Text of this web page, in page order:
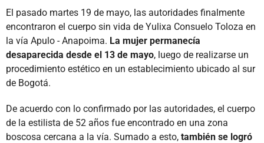
El pasado martes 19 de mayo, las autoridades finalmente
encontraron el cuerpo sin vida de Yulixa Consuelo Toloza en
la vía Apulo - Anapoima. La mujer permanecía
desaparecida desde el 13 de mayo, luego de realizarse un
procedimiento estético en un establecimiento ubicado al sur
de Bogotá.
De acuerdo con lo confirmado por las autoridades, el cuerpo
de la estilista de 52 años fue encontrado en una zona
boscosa cercana a la vía. Sumado a esto, también se logró